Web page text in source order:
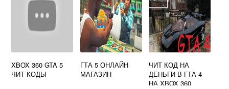
XBOX 360 GTA 5
ЧИТ КОДЫ
ГТА 5 ОНЛАЙН
МАГАЗИН
ЧИТ КОД НА
ДЕНЬГИ В ГТА 4
НА XBOX 360